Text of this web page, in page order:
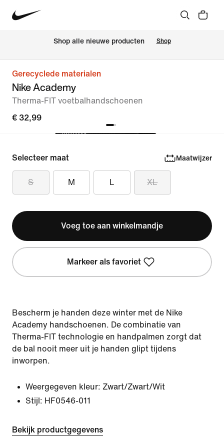
Shop alle nieuwe producten Shop
Gerecyclede materialen
Nike Academy
Therma-FIT voetbalhandschoenen
€ 32,99
Selecteer maat Maatwijzer
S M L XL
Voeg toe aan winkelmandje
Markeer als favoriet
Bescherm je handen deze winter met de Nike
Academy handschoenen. De combinatie van
Therma-FIT technologie en handpalmen zorgt dat
de bal nooit meer uit je handen glipt tijdens
inworpen.
Weergegeven kleur: Zwart/Zwart/Wit
Stijl: HF0546-011
Bekijk productgegevens